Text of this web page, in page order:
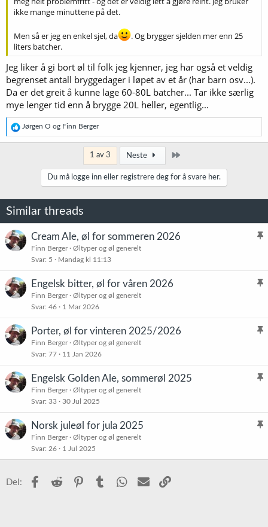
ikke mange minuttene på det.
Men så er jeg en enkel sjel, da
. Og brygger sjelden mer enn 25
liters batcher.
Jeg liker å gi bort øl til folk jeg kjenner, jeg har også et veldig
begrenset antall bryggedager i løpet av et år (har barn osv...).
Da er det greit å kunne lage 60-80L batcher... Tar ikke særlig
mye lenger tid enn å brygge 20L heller, egentlig...
R
e
a
r
Jørgen O og Finn Berger
1 av 3 Neste
Du må logge inn eller registrere deg for å svare her.
Similar threads
K
t
Cream Ale, øl for sommeren 2026
Finn Berger
Øltyper og øl generelt
Svar 5 Mandag kl 11:13
K
t
Engelsk bitter, øl for våren 2026
Finn Berger
Øltyper og øl generelt
Svar 46 1 Mar 2026
K
t
Porter, øl for vinteren 2025/2026
Finn Berger
Øltyper og øl generelt
Svar 77 11 Jan 2026
K
t
Engelsk Golden Ale, sommerøl 2025
Finn Berger
Øltyper og øl generelt
Svar 33 30 Jul 2025
K
s
Norsk juleøl for jula 2025
Finn Berger
Øltyper og øl generelt
Svar 26 1 Jul 2025
Del: Facebook
Reddit PinterestTumblr WhatsApp
E-post